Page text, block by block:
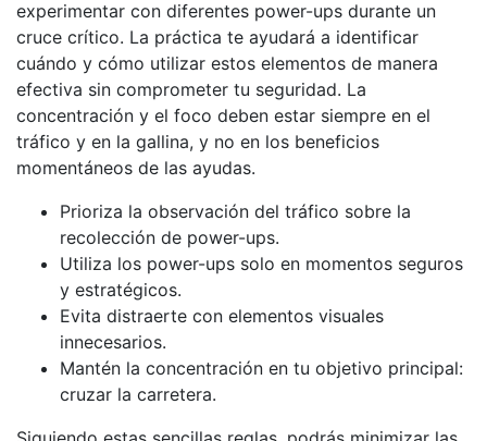
experimentar con diferentes power-ups durante un
cruce crítico. La práctica te ayudará a identificar
cuándo y cómo utilizar estos elementos de manera
efectiva sin comprometer tu seguridad. La
concentración y el foco deben estar siempre en el
tráfico y en la gallina, y no en los beneficios
momentáneos de las ayudas.
Prioriza la observación del tráfico sobre la
recolección de power-ups.
Utiliza los power-ups solo en momentos seguros
y estratégicos.
Evita distraerte con elementos visuales
innecesarios.
Mantén la concentración en tu objetivo principal:
cruzar la carretera.